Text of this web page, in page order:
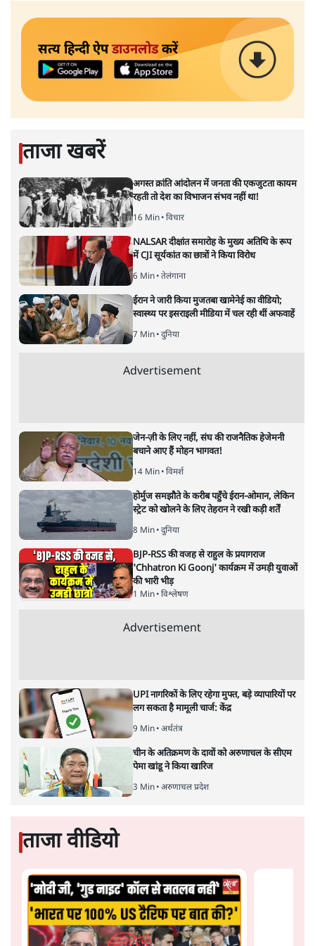
सत्य हिन्दी ऐपडाउनलोडकरें
ताजा खबरें
अगस्त क्रांति आंदोलन में जनता की एकजुटता कायम
रहती तो देश का विभाजन संभव नहीं था!
16 Min• विचार
NALSAR दीक्षांत समारोह के मुख्य अतिथि के रूप
में CJI सूर्यकांत का छात्रों ने किया विरोध
6 Min• तेलंगाना
ईरान ने जारी किया मुजतबा खामेनेई का वीडियो;
स्वास्थ्य पर इसराइली मीडिया में चल रही थीं अफवाहें
7 Min• दुनिया
Advertisement
जेन-ज़ी के लिए नहीं, संघ की राजनैतिक हेजेमनी
बचाने आए हैं मोहन भागवत!
14 Min• विमर्श
होर्मुज समझौते के करीब पहुँचे ईरान-ओमान, लेकिन
स्ट्रेट को खोलने के लिए तेहरान ने रखी कड़ी शर्तें
8 Min• दुनिया
BJP-RSS की वजह से राहुल के प्रयागराज
'Chhatron Ki Goonj' कार्यक्रम में उमड़ी युवाओं
की भारी भीड़
1 Min• विश्लेषण
Advertisement
UPI नागरिकों के लिए रहेगा मुफ्त, बड़े व्यापारियों पर
लग सकता है मामूली चार्ज: केंद्र
9 Min• अर्थतंत्र
चीन के अतिक्रमण के दावों को अरुणाचल के सीएम
पेमा खांडू ने किया खारिज
3 Min• अरुणाचल प्रदेश
ताजा वीडियो